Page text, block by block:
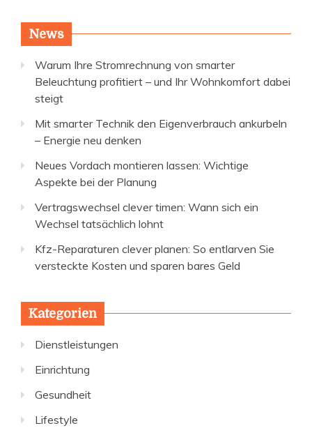
News
Warum Ihre Stromrechnung von smarter
Beleuchtung profitiert – und Ihr Wohnkomfort dabei
steigt
Mit smarter Technik den Eigenverbrauch ankurbeln
– Energie neu denken
Neues Vordach montieren lassen: Wichtige
Aspekte bei der Planung
Vertragswechsel clever timen: Wann sich ein
Wechsel tatsächlich lohnt
Kfz-Reparaturen clever planen: So entlarven Sie
versteckte Kosten und sparen bares Geld
Kategorien
Dienstleistungen
Einrichtung
Gesundheit
Lifestyle